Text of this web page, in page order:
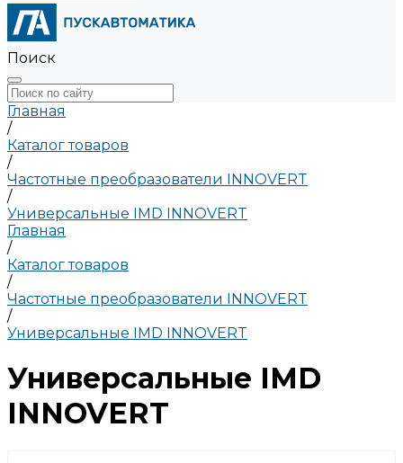
Поиск
Главная
/
Каталог товаров
/
Частотные преобразователи INNOVERT
/
Универсальные IMD INNOVERT
Главная
/
Каталог товаров
/
Частотные преобразователи INNOVERT
/
Универсальные IMD INNOVERT
Универсальные IMD
INNOVERT